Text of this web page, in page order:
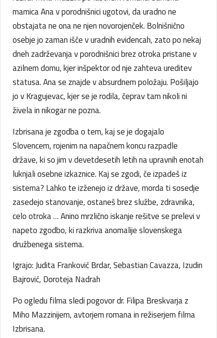
mamica Ana v porodnišnici ugotovi, da uradno ne
obstajata ne ona ne njen novorojenček. Bolnišnično
osebje jo zaman išče v uradnih evidencah, zato po nekaj
dneh zadrževanja v porodnišnici brez otroka pristane v
azilnem domu, kjer inšpektor od nje zahteva ureditev
statusa. Ana se znajde v absurdnem položaju. Pošiljajo
jo v Kragujevac, kjer se je rodila, čeprav tam nikoli ni
živela in nikogar ne pozna.
Izbrisana je zgodba o tem, kaj se je dogajalo
Slovencem, rojenim na napačnem koncu razpadle
države, ki so jim v devetdesetih letih na upravnih enotah
luknjali osebne izkaznice. Kaj se zgodi, če izpadeš iz
sistema? Lahko te izženejo iz države, morda ti sosedje
zasedejo stanovanje, ostaneš brez službe, zdravnika,
celo otroka … Anino mrzlično iskanje rešitve se prelevi v
napeto zgodbo, ki razkriva anomalije slovenskega
družbenega sistema.
Igrajo: Judita Franković Brdar, Sebastian Cavazza, Izudin
Bajrović, Doroteja Nadrah
Po ogledu filma sledi pogovor dr. Filipa Breskvarja z
Miho Mazzinijem, avtorjem romana in režiserjem filma
Izbrisana.